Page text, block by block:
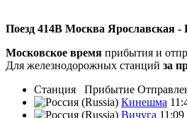
Поезд 414В Москва Ярославская
Московское время прибытия и
Для железнодорожных станций за
Станция
Прибытие
Кинешма
Вичуга 11:09